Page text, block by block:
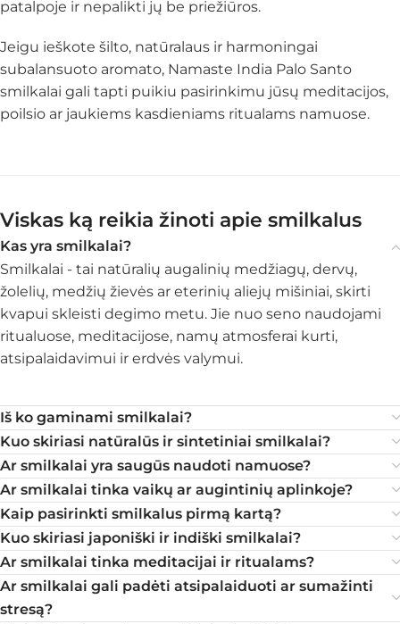
patalpoje ir nepalikti jų be priežiūros.
Jeigu ieškote šilto, natūralaus ir harmoningai
subalansuoto aromato, Namaste India Palo Santo
smilkalai gali tapti puikiu pasirinkimu jūsų meditacijos,
poilsio ar jaukiems kasdieniams ritualams namuose.
Viskas ką reikia žinoti apie smilkalus
Kas yra smilkalai?
Smilkalai - tai natūralių augalinių medžiagų, dervų,
žolelių, medžių žievės ar eterinių aliejų mišiniai, skirti
kvapui skleisti degimo metu. Jie nuo seno naudojami
ritualuose, meditacijose, namų atmosferai kurti,
atsipalaidavimui ir erdvės valymui.
Iš ko gaminami smilkalai?
Kuo skiriasi natūralūs ir sintetiniai smilkalai?
Ar smilkalai yra saugūs naudoti namuose?
Ar smilkalai tinka vaikų ar augintinių aplinkoje?
Kaip pasirinkti smilkalus pirmą kartą?
Kuo skiriasi japoniški ir indiški smilkalai?
Ar smilkalai tinka meditacijai ir ritualams?
Ar smilkalai gali padėti atsipalaiduoti ar sumažinti
stresą?